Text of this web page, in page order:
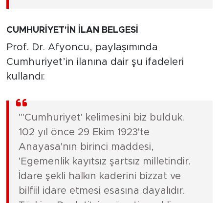
CUMHURİYET'İN İLAN BELGESİ
Prof. Dr. Afyoncu, paylaşımında
Cumhuriyet’in ilanına dair şu ifadeleri
kullandı:
"'Cumhuriyet' kelimesini biz bulduk.
102 yıl önce 29 Ekim 1923'te
Anayasa'nın birinci maddesi,
'Egemenlik kayıtsız şartsız milletindir.
İdare şekli halkın kaderini bizzat ve
bilfiil idare etmesi esasına dayalıdır.